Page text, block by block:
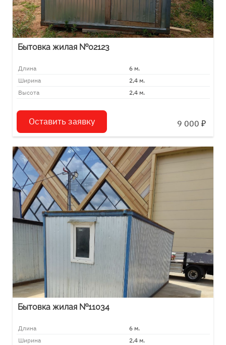
Бытовка жилая №02123
Длина
6 м.
Ширина
2,4 м.
Высота
2,4 м.
Оставить заявку 9 000 ₽
Бытовка жилая №11034
Длина
6 м.
Ширина
2,4 м.